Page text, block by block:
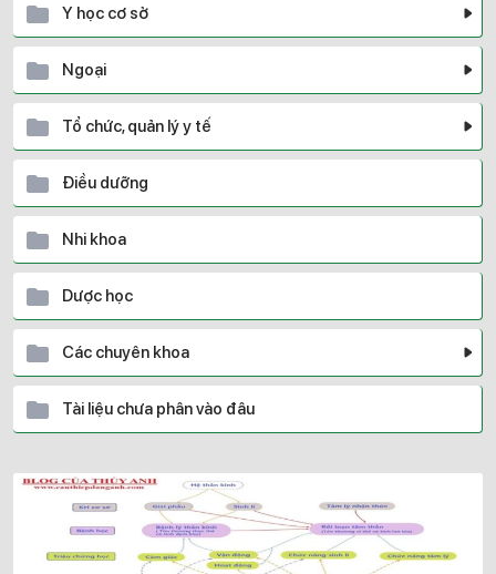
Y học cơ sở
Ngoại
Tổ chức, quản lý y tế
Điều dưỡng
Nhi khoa
Dược học
Các chuyên khoa
Tài liệu chưa phân vào đâu